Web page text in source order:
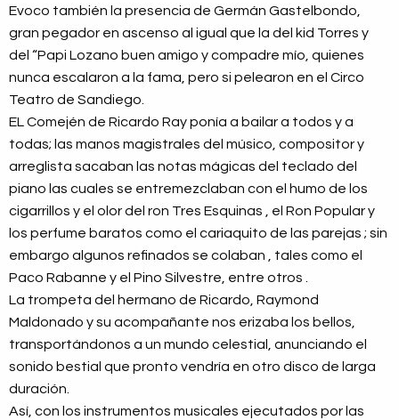
Evoco también la presencia de Germán Gastelbondo,
gran pegador en ascenso al igual que la del kid Torres y
del “Papi Lozano buen amigo y compadre mío, quienes
nunca escalaron a la fama, pero si pelearon en el Circo
Teatro de Sandiego.
EL Comején de Ricardo Ray ponía a bailar a todos y a
todas; las manos magistrales del músico, compositor y
arreglista sacaban las notas mágicas del teclado del
piano las cuales se entremezclaban con el humo de los
cigarrillos y el olor del ron Tres Esquinas , el Ron Popular y
los perfume baratos como el cariaquito de las parejas ; sin
embargo algunos refinados se colaban , tales como el
Paco Rabanne y el Pino Silvestre, entre otros .
La trompeta del hermano de Ricardo, Raymond
Maldonado y su acompañante nos erizaba los bellos,
transportándonos a un mundo celestial, anunciando el
sonido bestial que pronto vendría en otro disco de larga
duración.
Así, con los instrumentos musicales ejecutados por las